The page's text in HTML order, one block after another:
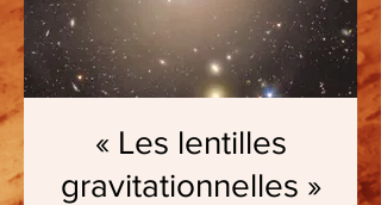
« Les lentilles
gravitationnelles »